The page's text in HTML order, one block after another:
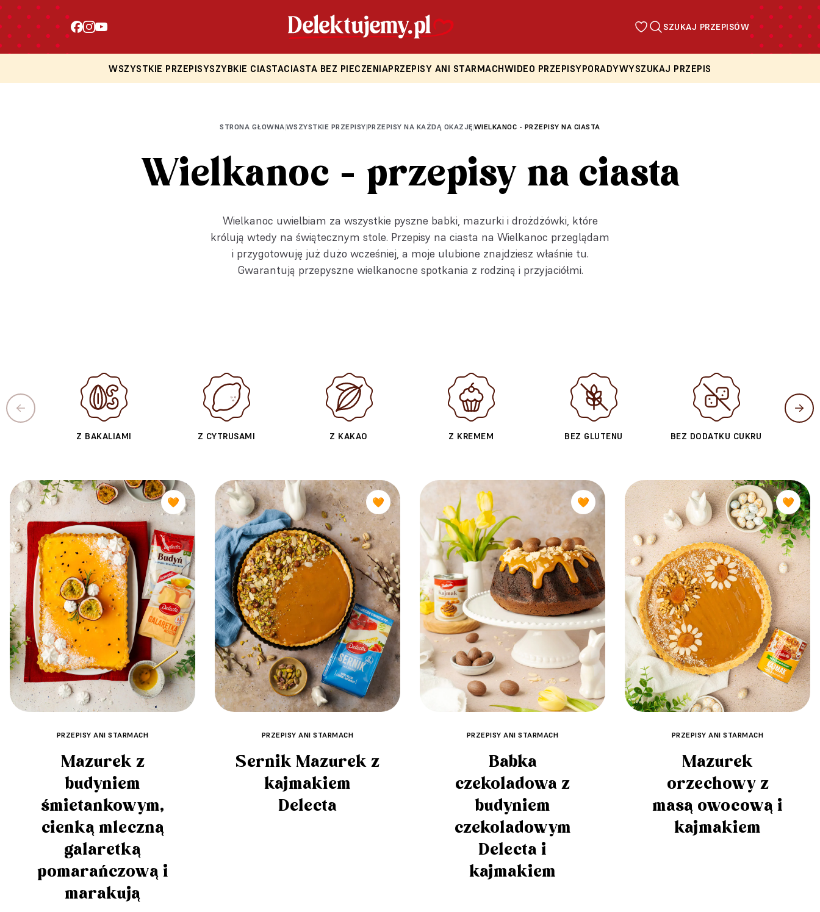
SZUKAJ PRZEPISÓW
WSZYSTKIE PRZEPISYSZYBKIE CIASTACIASTA BEZ PIECZENIAPRZEPISY ANI STARMACHWIDEO PRZEPISYPORADYWYSZUKAJ PRZEPIS
STRONA GŁOWNA|WSZYSTKIE PRZEPISY|PRZEPISY NA KAŻDĄ OKAZJĘ|WIELKANOC - PRZEPISY NA CIASTA
Wielkanoc - przepisy na ciasta
Wielkanoc uwielbiam za wszystkie pyszne babki, mazurki i drożdżówki, które
królują wtedy na świątecznym stole. Przepisy na ciasta na Wielkanoc przeglądam
i przygotowuję już dużo wcześniej, a moje ulubione znajdziesz właśnie tu.
Gwarantują przepyszne wielkanocne spotkania z rodziną i przyjaciółmi.
Z BAKALIAMI Z CYTRUSAMI Z KAKAO Z KREMEM BEZ GLUTENU BEZ DODATKU CUKRU
🧡
PRZEPISY ANI STARMACH
Mazurek z
budyniem
śmietankowym,
cienką mleczną
galaretką
pomarańczową i
marakują
🧡
PRZEPISY ANI STARMACH
Sernik Mazurek z
kajmakiem
Delecta
🧡
PRZEPISY ANI STARMACH
Babka
czekoladowa z
budyniem
czekoladowym
Delecta i
kajmakiem
🧡
PRZEPISY ANI STARMACH
Mazurek
orzechowy z
masą owocową i
kajmakiem
PRZEPIS OD SŁODKI TEMAT